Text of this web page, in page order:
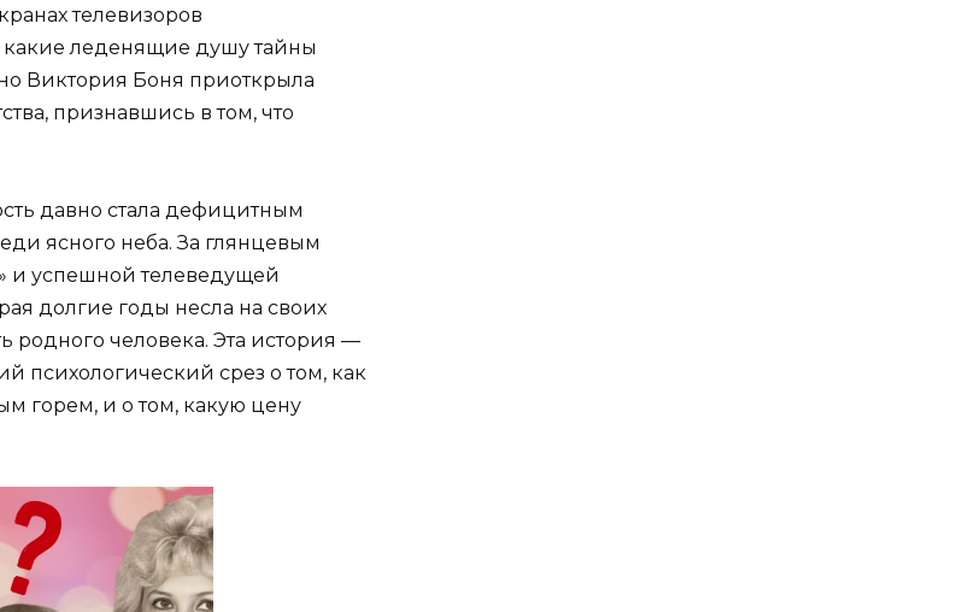
телевизоров
леденящие душу тайны
Виктория Боня приоткрыла
признавшись в том, что
давно стала дефицитным
ясного неба. За глянцевым
и успешной телеведущей
долгие годы несла на своих
родного человека. Эта история —
психологический срез о том, как
горем, и о том, какую цену